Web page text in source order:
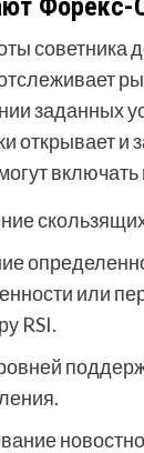
Форекс-
советника
заданных
открывает и
включать
или
RSI.